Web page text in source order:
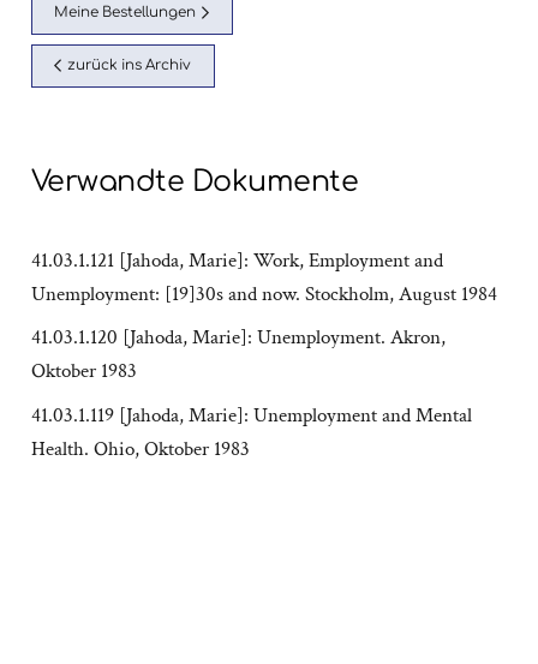
Meine Bestellungen
zurück ins Archiv
Verwandte Dokumente
41.03.1.121 [Jahoda, Marie]: Work, Employment and
Unemployment: [19]30s and now. Stockholm, August 1984
41.03.1.120 [Jahoda, Marie]: Unemployment. Akron,
Oktober 1983
41.03.1.119 [Jahoda, Marie]: Unemployment and Mental
Health. Ohio, Oktober 1983